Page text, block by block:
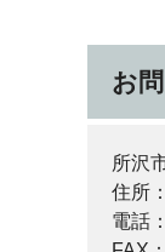
お
所沢
住所
電話